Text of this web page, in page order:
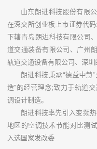
山东朗进科技股份有限
在深交所创业板上市证券代
下辖青岛朗进科技有限公司
道交通装备有限公司、广州
轨道交通设备有限公司、深圳
朗进科技秉承“德益中慧
造”的经营理念;致力于轨道
调设计制造。
朗进科技率先引入变频
地区的空调技术节能对比测
入选国家发改委…